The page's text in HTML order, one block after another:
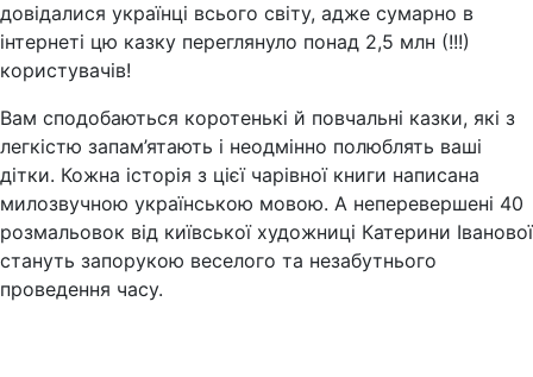
довідалися українці всього світу, адже сумарно в
інтернеті цю казку переглянуло понад 2,5 млн (!!!)
користувачів!
Вам сподобаються коротенькі й повчальні казки, які з
легкістю запам’ятають і неодмінно полюблять ваші
дітки. Кожна історія з цієї чарівної книги написана
милозвучною українською мовою. А неперевершені 40
розмальовок від київської художниці Катерини Іванової
стануть запорукою веселого та незабутнього
проведення часу.